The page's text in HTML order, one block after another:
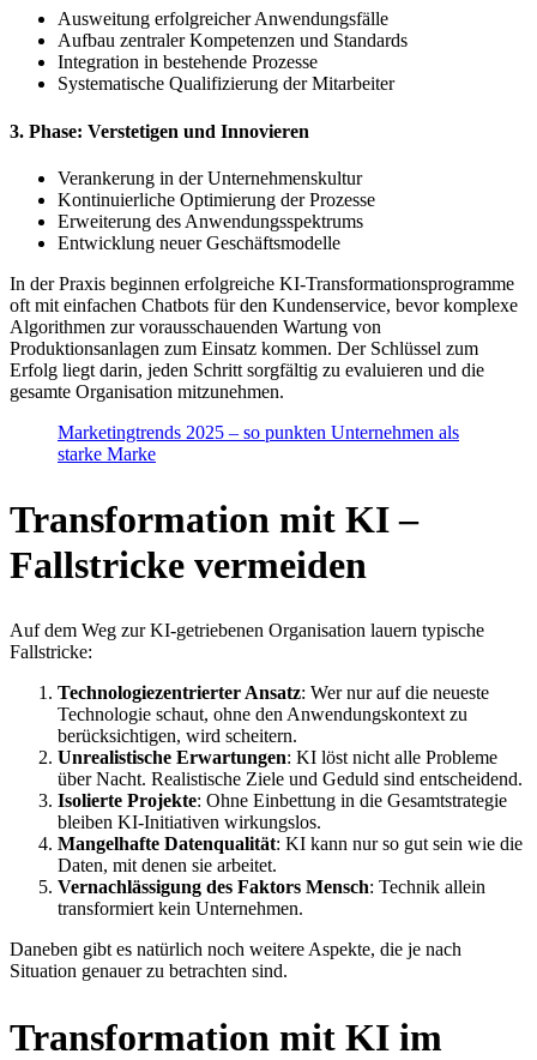
Ausweitung erfolgreicher Anwendungsfälle
Aufbau zentraler Kompetenzen und Standards
Integration in bestehende Prozesse
Systematische Qualifizierung der Mitarbeiter
3. Phase: Verstetigen und Innovieren
Verankerung in der Unternehmenskultur
Kontinuierliche Optimierung der Prozesse
Erweiterung des Anwendungsspektrums
Entwicklung neuer Geschäftsmodelle
In der Praxis beginnen erfolgreiche KI-Transformationsprogramme
oft mit einfachen Chatbots für den Kundenservice, bevor komplexe
Algorithmen zur vorausschauenden Wartung von
Produktionsanlagen zum Einsatz kommen. Der Schlüssel zum
Erfolg liegt darin, jeden Schritt sorgfältig zu evaluieren und die
gesamte Organisation mitzunehmen.
Marketingtrends 2025 – so punkten Unternehmen als
starke Marke
Transformation mit KI –
Fallstricke vermeiden
Auf dem Weg zur KI-getriebenen Organisation lauern typische
Fallstricke:
Technologiezentrierter Ansatz: Wer nur auf die neueste
Technologie schaut, ohne den Anwendungskontext zu
berücksichtigen, wird scheitern.
Unrealistische Erwartungen: KI löst nicht alle Probleme
über Nacht. Realistische Ziele und Geduld sind entscheidend.
Isolierte Projekte: Ohne Einbettung in die Gesamtstrategie
bleiben KI-Initiativen wirkungslos.
Mangelhafte Datenqualität: KI kann nur so gut sein wie die
Daten, mit denen sie arbeitet.
Vernachlässigung des Faktors Mensch: Technik allein
transformiert kein Unternehmen.
Daneben gibt es natürlich noch weitere Aspekte, die je nach
Situation genauer zu betrachten sind.
Transformation mit KI im